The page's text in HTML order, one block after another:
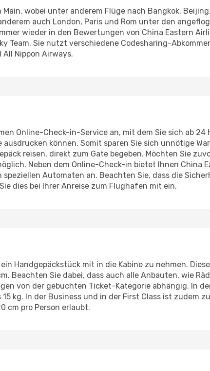
wobei unter anderem Flüge nach Bangkok,
auch London, Paris und Rom unter den
wieder in den Bewertungen von China Eastern
Sie nutzt verschiedene Codesharing-
Nippon Airways.
Online-Check-in-Service an, mit dem Sie sich ab
können. Somit sparen Sie sich unnötige
reisen, direkt zum Gate begeben. Möchten Sie
Neben dem Online-Check-in bietet Ihnen China
Automaten an. Beachten Sie, dass die
dies bei Ihrer Anreise zum Flughafen mit ein.
Handgepäckstück mit in die Kabine zu nehmen.
Beachten Sie dabei, dass auch alle Anbauten, wie
von der gebuchten Ticket-Kategorie abhängig. In
kg. In der Business und in der First Class ist zudem
cm pro Person erlaubt.